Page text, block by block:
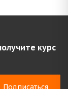
курс